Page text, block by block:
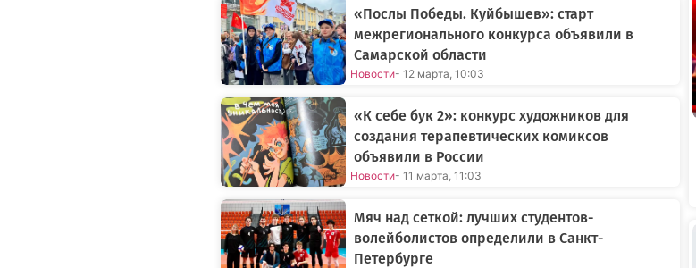
«Послы Победы. Куйбышев»: старт
межрегионального конкурса объявили в
Самарской области
Новости- 12 марта, 10:03
«К себе бук 2»: конкурс художников для
создания терапевтических комиксов
объявили в России
Новости- 11 марта, 11:03
Мяч над сеткой: лучших студентов-
волейболистов определили в Санкт-
Петербурге